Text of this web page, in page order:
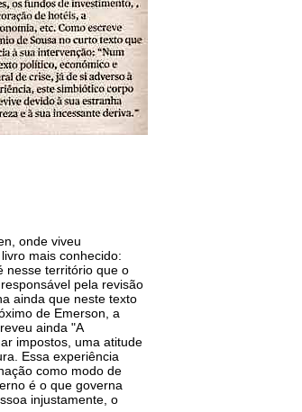
onde viveu
mais conhecido:
nesse território que o
pela revisão
ainda que neste texto
de Emerson, a
ainda "A
impostos, uma atitude
Essa experiência
como modo de
é o que governa
injustamente, o